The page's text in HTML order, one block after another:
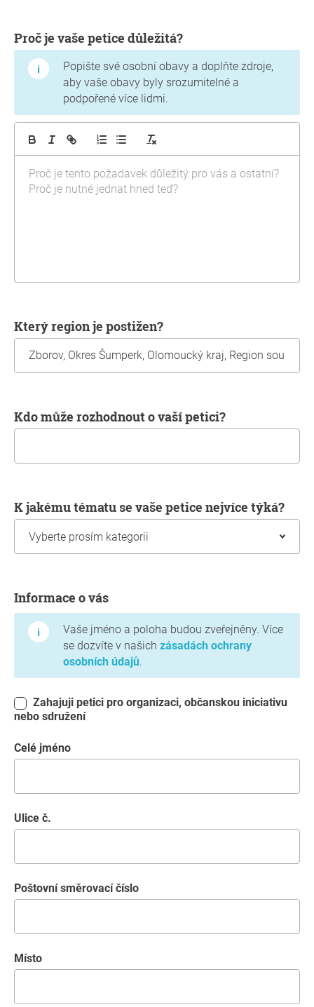
Proč je vaše petice důležitá?
Popište své osobní obavy a doplňte zdroje,
aby vaše obavy byly srozumitelné a
podpořené více lidmi.
Který region je postižen?
Kdo může rozhodnout o vaší petici?
K jakému tématu se vaše petice nejvíce týká?
Informace o vás
Vaše jméno a poloha budou zveřejněny. Více
se dozvíte v našich zásadách ochrany
osobních údajů.
nebo sdružení
Celé jméno
Ulice č.
poštovní směrovací číslo
místo